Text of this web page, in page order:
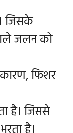
जिसके
जलन को
फिशर
है। जिससे